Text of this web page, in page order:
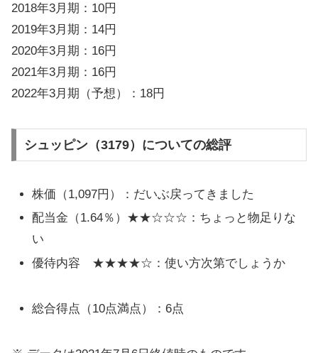
2018年3月期：10円
2019年3月期：14円
2020年3月期：16円
2021年3月期：16円
2022年3月期（予想）：18円
シュッピン（3179）についての総評
株価（1,097円）：だいぶ戻ってきました
配当金（1.64％）★★☆☆☆：ちょっと物足りな
い
優待内容 ★★★★☆：使い方次第でしょうか
総合得点（10点満点）：6点